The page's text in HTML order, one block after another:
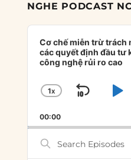
NGHE PODCAST
Audio
Player
Cơ chế miễn trừ trách
các quyết định đầu tư
công nghệ rủi ro cao
CHANGE
RATE
1X
SKIP
00:00
Search
Episodes